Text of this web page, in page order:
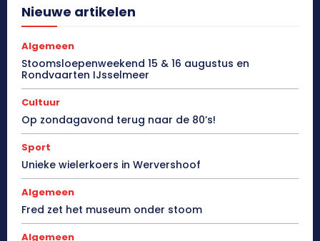
Nieuwe artikelen
Algemeen
Stoomsloepenweekend 15 & 16 augustus en
Rondvaarten IJsselmeer
Cultuur
Op zondagavond terug naar de 80’s!
Sport
Unieke wielerkoers in Wervershoof
Algemeen
Fred zet het museum onder stoom
Algemeen